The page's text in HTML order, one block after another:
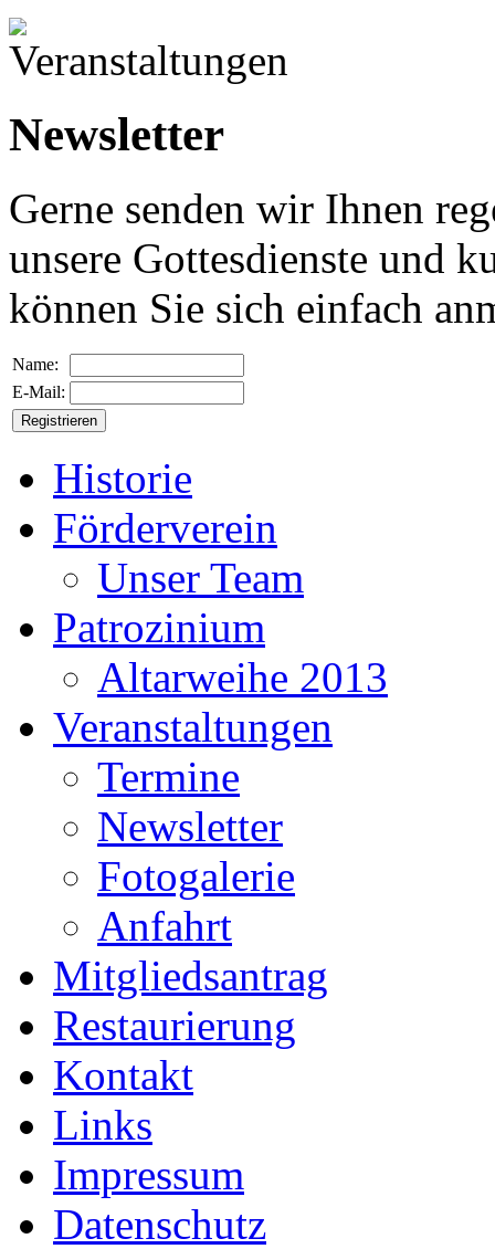
Newsletter
Gerne senden wir Ihnen
unsere Gottesdienste und
können Sie sich einfach
Name:
E-Mail:
Historie
Förderverein
Unser Team
Patrozinium
Altarweihe 2013
Veranstaltungen
Termine
Newsletter
Fotogalerie
Anfahrt
Mitgliedsantrag
Restaurierung
Kontakt
Links
Impressum
Datenschutz